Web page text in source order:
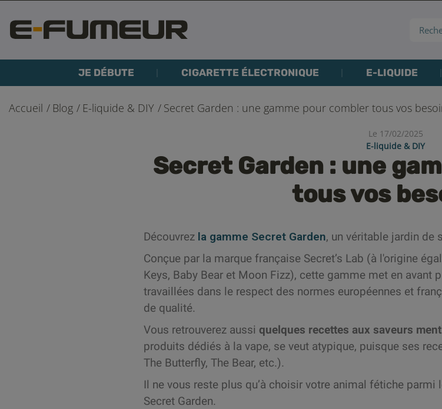
JE DÉBUTE CIGARETTE ÉLECTRONIQUE E-LIQUIDE
Accueil Blog E-liquide & DIY Secret Garden : une gamme pour combler tous vos
Le 17/02/2025
E-liquide & DIY
Secret Garden : une
tous vos
Découvrez la gamme Secret Garden, un véritable jardin de
Conçue par la marque française Secret’s Lab (à l'origine
Keys, Baby Bear et Moon Fizz), cette gamme met en avant
travaillées dans le respect des normes européennes et
de qualité.
Vous retrouverez aussi quelques recettes aux saveurs
produits dédiés à la vape, se veut atypique, puisque ses
The Butterfly, The Bear, etc.).
Il ne vous reste plus qu’à choisir votre animal fétiche
Secret Garden.